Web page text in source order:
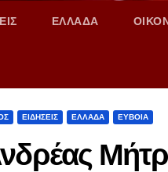
ΕΛΛΑΔΑ
ΕΙΔΗΣΕΙΣ ΕΛΛΑΔΑ ΕΥΒΟΙΑ